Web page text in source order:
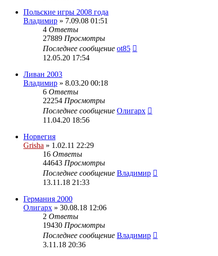
Польские игры 2008 года
Владимир » 7.09.08 01:51
4 Ответы
27889 Просмотры
Последнее сообщение ot85
12.05.20 17:54
Ливан 2003
Владимир » 8.03.20 00:18
6 Ответы
22254 Просмотры
Последнее сообщение Олигарх
11.04.20 18:56
Норвегия
Grisha » 1.02.11 22:29
16 Ответы
44643 Просмотры
Последнее сообщение Владимир
13.11.18 21:33
Германия 2000
Олигарх » 30.08.18 12:06
2 Ответы
19430 Просмотры
Последнее сообщение Владимир
3.11.18 20:36